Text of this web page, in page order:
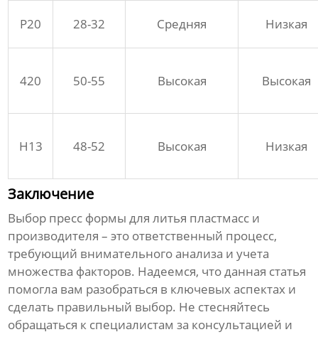
P20 28-32 Средняя Низкая
420 50-55 Высокая Высокая
H13 48-52 Высокая Низкая
Заключение
Выбор пресс формы для литья пластмасс и
производителя – это ответственный процесс,
требующий внимательного анализа и учета
множества факторов. Надеемся, что данная статья
помогла вам разобраться в ключевых аспектах и
сделать правильный выбор. Не стесняйтесь
обращаться к специалистам за консультацией и